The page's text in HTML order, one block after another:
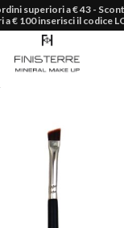
superiori a € 43 -
a € 100 inserisci il codice